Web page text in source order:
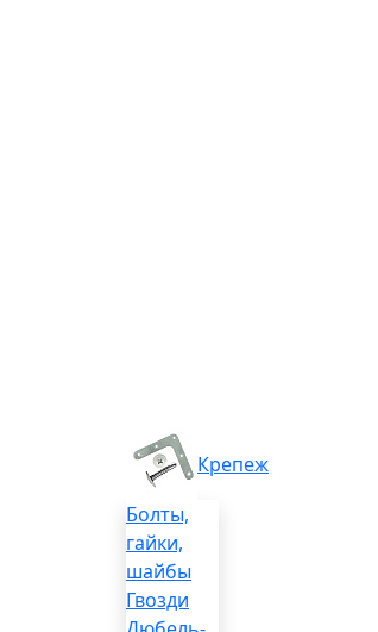
Крепеж
Болты,
гайки,
шайбы
Гвозди